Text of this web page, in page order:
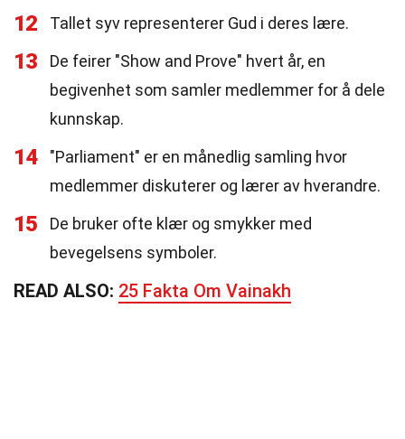
12 Tallet syv representerer Gud i deres lære.
13
De feirer "Show and Prove" hvert år, en
begivenhet som samler medlemmer for å dele
kunnskap.
14
"Parliament" er en månedlig samling hvor
medlemmer diskuterer og lærer av hverandre.
15
De bruker ofte klær og smykker med
bevegelsens symboler.
READ ALSO: 25 Fakta Om Vainakh